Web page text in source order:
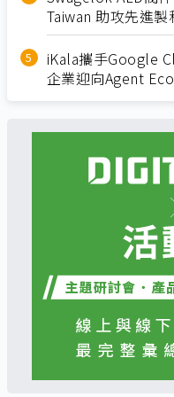
Taiwan 助攻先進製
iKala攜手Google
企業迎向Agent